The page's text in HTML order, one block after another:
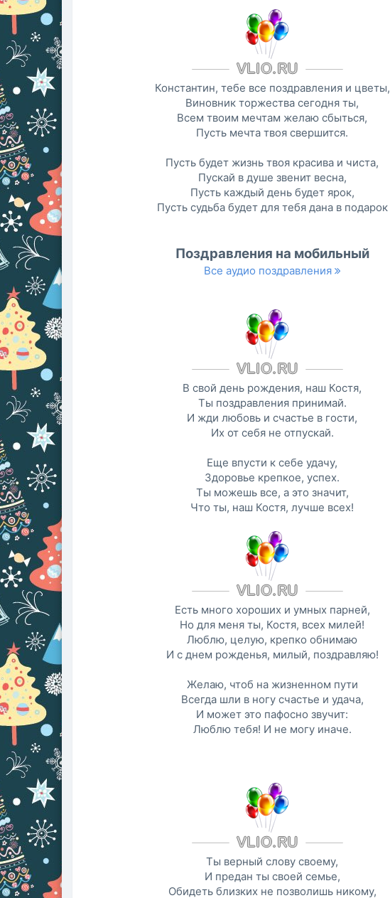
Константин, тебе все поздравления и цветы,
Виновник торжества сегодня ты,
Всем твоим мечтам желаю сбыться,
Пусть мечта твоя свершится.
Пусть будет жизнь твоя красива и чиста,
Пускай в душе звенит весна,
Пусть каждый день будет ярок,
Пусть судьба будет для тебя дана в подарок
Поздравления на мобильный
Все аудио поздравления
В свой день рождения, наш Костя,
Ты поздравления принимай.
И жди любовь и счастье в гости,
Их от себя не отпускай.
Еще впусти к себе удачу,
Здоровье крепкое, успех.
Ты можешь все, а это значит,
Что ты, наш Костя, лучше всех!
Есть много хороших и умных парней,
Но для меня ты, Костя, всех милей!
Люблю, целую, крепко обнимаю
И с днем рожденья, милый, поздравляю!
Желаю, чтоб на жизненном пути
Всегда шли в ногу счастье и удача,
И может это пафосно звучит:
Люблю тебя! И не могу иначе.
Ты верный слову своему,
И предан ты своей семье,
Обидеть близких не позволишь никому,